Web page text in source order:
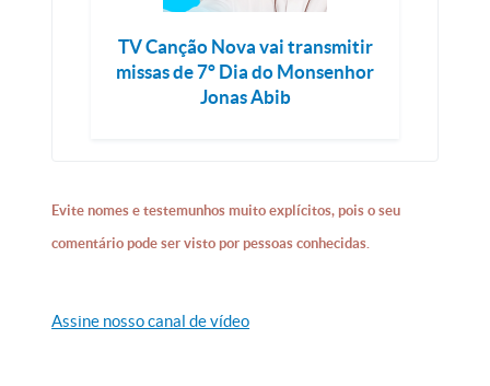
TV Canção Nova vai transmitir
missas de 7° Dia do Monsenhor
Jonas Abib
Evite nomes e testemunhos muito explícitos, pois o seu
comentário pode ser visto por pessoas conhecidas.
Assine nosso canal de vídeo